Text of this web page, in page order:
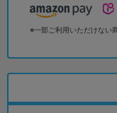
※一部ご利用いただけない